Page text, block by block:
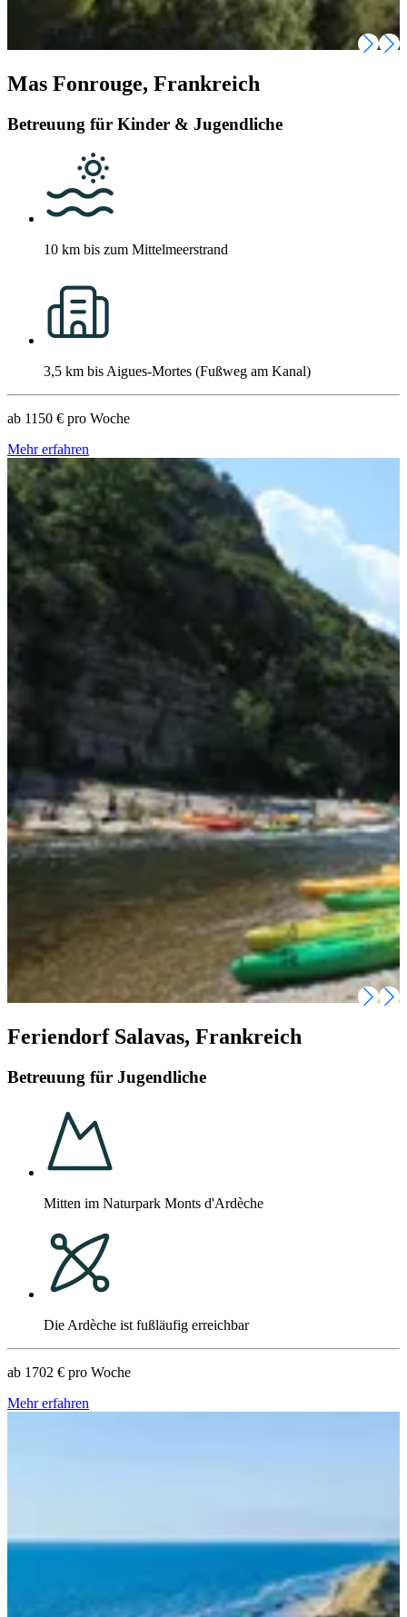
Mas Fonrouge, Frankreich
Betreuung für Kinder & Jugendliche
10 km bis zum Mittelmeerstrand
3,5 km bis Aigues-Mortes (Fußweg am Kanal)
ab 1150 € pro Woche
Mehr erfahren
Feriendorf Salavas, Frankreich
Betreuung für Jugendliche
Mitten im Naturpark Monts d'Ardèche
Die Ardèche ist fußläufig erreichbar
ab 1702 € pro Woche
Mehr erfahren